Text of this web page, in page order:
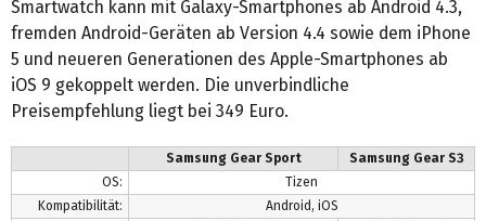
Smartwatch kann mit Galaxy-Smartphones ab Android 4.3,
fremden Android-Geräten ab Version 4.4 sowie dem iPhone
5 und neueren Generationen des Apple-Smartphones ab
iOS 9 gekoppelt werden. Die unverbindliche
Preisempfehlung liegt bei 349 Euro.
Samsung Gear Sport
Samsung Gear S3
OS:
Tizen
Kompatibilität:
Android, iOS